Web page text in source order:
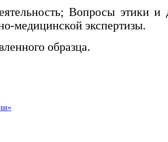
Вопросы этики и
медицинской экспертизы.
образца.